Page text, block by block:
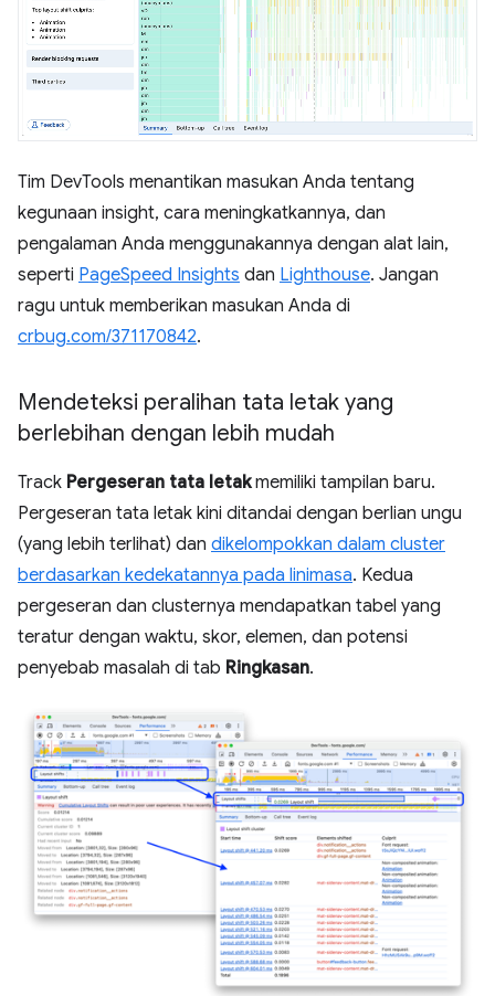
Tim DevTools menantikan masukan Anda tentang
kegunaan insight, cara meningkatkannya, dan
pengalaman Anda menggunakannya dengan alat lain,
seperti PageSpeed Insights dan Lighthouse. Jangan
ragu untuk memberikan masukan Anda di
crbug.com/371170842.
Mendeteksi peralihan tata letak yang
berlebihan dengan lebih mudah
Track Pergeseran tata letakmemiliki tampilan baru.
Pergeseran tata letak kini ditandai dengan berlian ungu
(yang lebih terlihat) dan dikelompokkan dalam cluster
berdasarkan kedekatannya pada linimasa. Kedua
pergeseran dan clusternya mendapatkan tabel yang
teratur dengan waktu, skor, elemen, dan potensi
penyebab masalah di tab Ringkasan.